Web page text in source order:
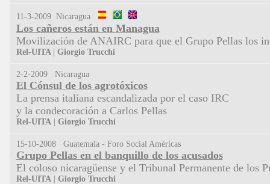
11-3-2009 Nicaragua
Los cañeros están en Managua
Movilización de ANAIRC para que el Grupo Pellas los
Rel-UITA | Giorgio Trucchi
2-2-2009 Nicaragua
El Cónsul de los agrotóxicos
La prensa italiana escandalizada por el caso IRC
y la condecoración a Carlos Pellas
Rel-UITA| Giorgio Trucchi
15-10-2008 Guatemala - Foro Social Américas
Grupo Pellas en el banquillo de los acusados
El coloso nicaragüense y el Tribunal Permanente de los
Rel-UITA| Giorgio Trucchi